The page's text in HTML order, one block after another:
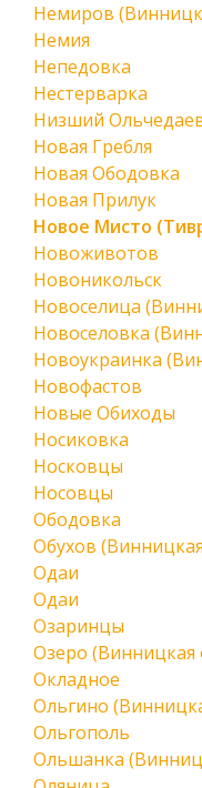
Немиров
Немия
Непедовка
Нестерварка
Низший
Новая Гребля
Новая Ободовка
Новая Прилук
Новое Мисто
Новоживотов
Новоникольск
Новоселица
Новоселовка
Новоукраинка
Новофастов
Новые Обиходы
Носиковка
Носковцы
Носовцы
Ободовка
Обухов
Одаи
Одаи
Озаринцы
Озеро (Винницкая
Окладное
Ольгино
Ольгополь
Ольшанка